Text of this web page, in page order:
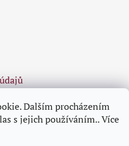
Dalším procházením
s jejich používáním.. Více